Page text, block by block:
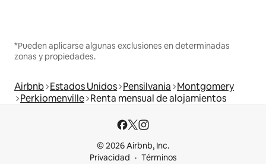
*Pueden aplicarse algunas exclusiones en determinadas
zonas y propiedades.
Airbnb Estados Unidos Pensilvania Montgomery
Perkiomenville Renta mensual de alojamientos
© 2026 Airbnb, Inc.
Privacidad
Términos